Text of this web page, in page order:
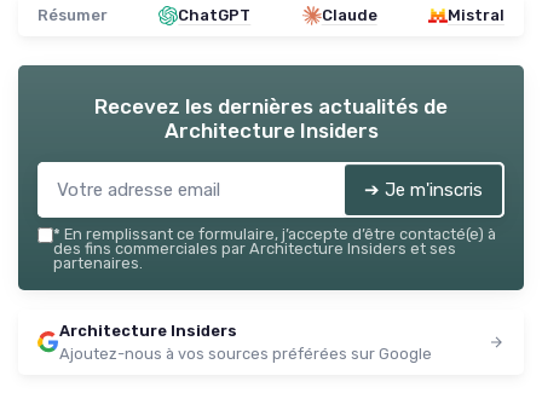
Résumer ChatGPT Claude Mistral
Recevez les dernières actualités de
Architecture Insiders
➔ Je m'inscris
* En remplissant ce formulaire, j’accepte d’être contacté(e) à
des fins commerciales par Architecture Insiders et ses
partenaires.
Architecture Insiders
Ajoutez-nous à vos sources préférées sur Google